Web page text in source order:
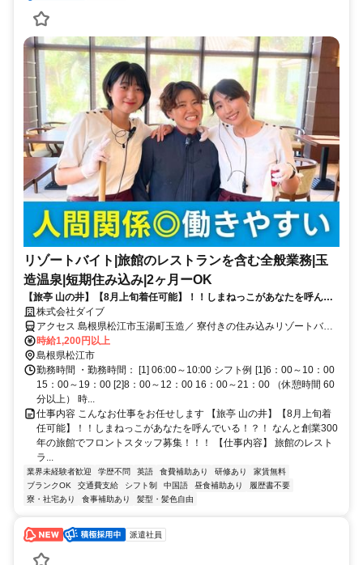
リゾートバイト|旅館のレストランを含む全般業務|玉
造温泉|短期住み込み|2ヶ月ーOK
【旅亭 山の井】【8月上旬着任可能】！！しまねっこがあなたを呼んで
いる！？！ なんと創業300年の旅館でフロントスタッフ募集！！！
株式会社ダイブ
アクセス 島根県松江市玉湯町玉造／ 寮付きの住み込みリゾートバイ
ト／生活費が抑えられるのでお金が貯まる／休日は観光し放題／急募
／面接なし
時給1,200円以上
島根県松江市
勤務時間 ・勤務時間： [1] 06:00～10:00 シフト例 [1]6：00～10：00
15：00～19：00 [2]8：00～12：00 16：00～21：00 （休憩時間 60
分以上） 時...
仕事内容 こんなお仕事をお任せします 【旅亭 山の井】【8月上旬着
任可能】！！しまねっこがあなたを呼んでいる！？！ なんと創業300
年の旅館でフロントスタッフ募集！！！ 【仕事内容】 旅館のレスト
ラ...
業界未経験者歓迎 学歴不問 英語 食費補助あり 研修あり
家賃無料
ブランクOK
交通費支給 シフト制 中国語 昼食補助あり
履歴書不要
寮・社宅あり
食事補助あり 髪型・髪色自由
派遣社員